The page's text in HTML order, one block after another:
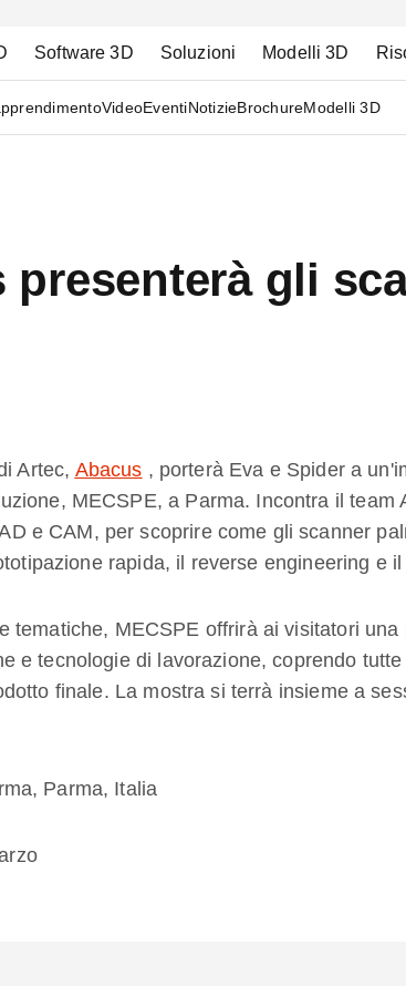
Software 3D Soluzioni Modelli 3D
VideoEventiNotizieBrochureModelli 3D
presenterà gli
Artec, Abacus , porterà Eva e Spider a
MECSPE, a Parma. Incontra il team
e CAM, per scoprire come gli scanner
rapida, il reverse engineering e
tematiche, MECSPE offrirà ai visitatori
e tecnologie di lavorazione, coprendo
finale. La mostra si terrà insieme a
Parma, Italia